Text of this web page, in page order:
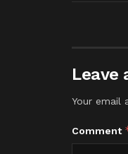
Leave
Your email
Comment